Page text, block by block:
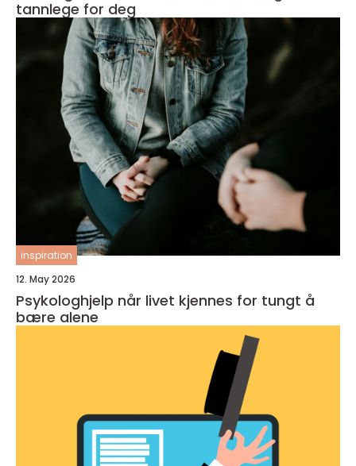
tannlege for deg
inspiration
12. May 2026
Psykologhjelp når livet kjennes for tungt å
bære alene